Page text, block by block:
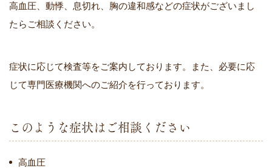
高血圧、動悸、息切れ、胸の違和感などの症状がございまし
たらご相談ください。
症状に応じて検査等をご案内しております。
また、必要に応
じて専門医療機関へのご紹介を行っております。
このような症状はご相談ください
高血圧